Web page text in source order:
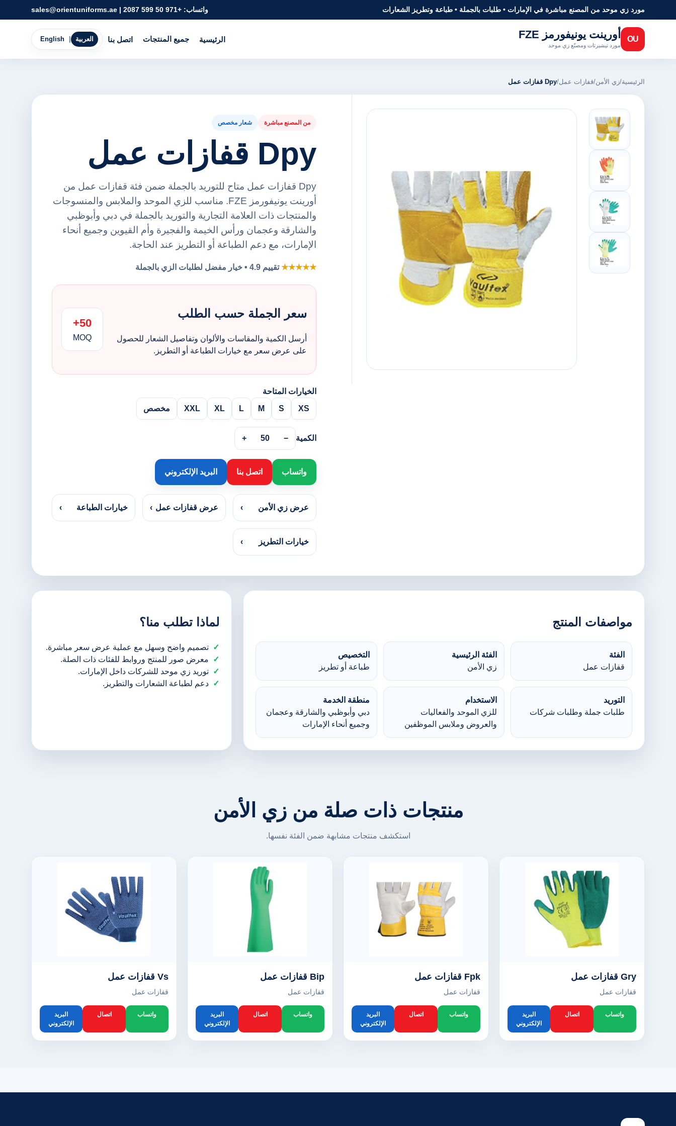
مورد زي موحد من المصنع مباشرة في الإمارات • طلبات بالجملة • طباعة وتطريز الشعارات واتساب: +971 50 599 2087
|
sales@orientuniforms.ae
OU أورينت يونيفورمز FZE
مورد تيشيرتات ومصنّع زي موحد
الرئيسية جميع المنتجات اتصل بنا English العربية
الرئيسية/زي الأمن/قفازات عمل/Dpy قفازات عمل
من المصنع مباشرة شعار مخصص
Dpy قفازات عمل
Dpy قفازات عمل متاح للتوريد بالجملة ضمن فئة قفازات عمل من
أورينت يونيفورمز FZE. مناسب للزي الموحد والملابس والمنسوجات
والمنتجات ذات العلامة التجارية والتوريد بالجملة في دبي وأبوظبي
والشارقة وعجمان ورأس الخيمة والفجيرة وأم القيوين وجميع أنحاء
الإمارات، مع دعم الطباعة أو التطريز عند الحاجة.
★★★★★تقييم 4.9 • خيار مفضل لطلبات الزي بالجملة
سعر الجملة حسب الطلب
أرسل الكمية والمقاسات والألوان وتفاصيل الشعار للحصول
على عرض سعر مع خيارات الطباعة أو التطريز.
50+
MOQ
الخيارات المتاحة
XS
S
M
L
XL
XXL مخصص
الكمية −
50
+
واتساب اتصل بنا البريد الإلكتروني
عرض زي الأمن › عرض قفازات عمل › خيارات الطباعة ›
خيارات التطريز ›
مواصفات المنتج
الفئة
قفازات عمل
الفئة الرئيسية
زي الأمن
التخصيص
طباعة أو تطريز
التوريد
طلبات جملة وطلبات شركات
الاستخدام
للزي الموحد والفعاليات
والعروض وملابس الموظفين
منطقة الخدمة
دبي وأبوظبي والشارقة وعجمان
وجميع أنحاء الإمارات
لماذا تطلب منا؟
تصميم واضح وسهل مع عملية عرض سعر مباشرة.
معرض صور للمنتج وروابط للفئات ذات الصلة.
توريد زي موحد للشركات داخل الإمارات.
دعم لطباعة الشعارات والتطريز.
منتجات ذات صلة من زي الأمن
استكشف منتجات مشابهة ضمن الفئة نفسها.
Gry قفازات عمل
قفازات عمل
واتساب اتصال
البريد
الإلكتروني
Fpk قفازات عمل
قفازات عمل
واتساب اتصال
البريد
الإلكتروني
Bip قفازات عمل
قفازات عمل
واتساب اتصال
البريد
الإلكتروني
Vs قفازات عمل
قفازات عمل
واتساب اتصال
البريد
الإلكتروني